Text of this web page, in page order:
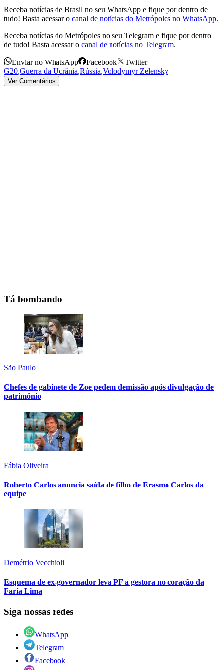
Receba notícias de Brasil no seu WhatsApp e fique por dentro de
tudo! Basta acessar o canal de notícias do Metrópoles no WhatsApp.
Receba notícias do Metrópoles no seu Telegram e fique por dentro
de tudo! Basta acessar o canal de notícias no Telegram.
Enviar no WhatsApp Facebook
Twitter
G20,Guerra da Ucrânia,Rússia,Volodymyr Zelensky
Ver Comentários
Tá bombando
São Paulo
Chefes de gabinete de Zoe pedem demissão após divulgação de
patrimônio
Fábia Oliveira
Roberto Carlos anuncia saída de filho de Erasmo Carlos da
equipe
Demétrio Vecchioli
Esquema de ex-governador leva PF a gestora no coração da
Faria Lima
Siga nossas redes
WhatsApp
Telegram
Facebook